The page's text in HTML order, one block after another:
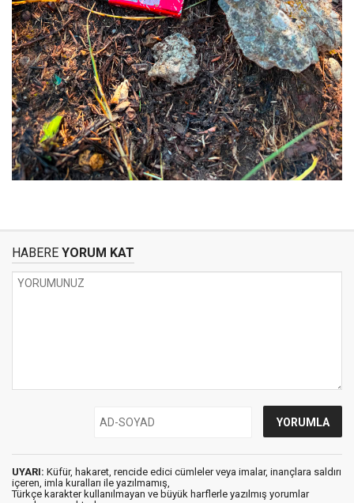
HABERE YORUM KAT
UYARI: Küfür, hakaret, rencide edici cümleler veya imalar, inançlara saldırı
içeren, imla kuralları ile yazılmamış,
Türkçe karakter kullanılmayan ve büyük harflerle yazılmış yorumlar